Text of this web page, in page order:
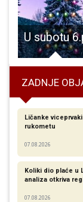
ZADNJE
Ličanke
rukometu
07.08.2026
Koliki dio plaće u
analiza otkriva
07.08.2026